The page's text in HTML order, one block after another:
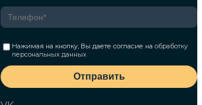
Нажимая на кнопку, Вы даете согласие на обработку
персональных данных
Отправить